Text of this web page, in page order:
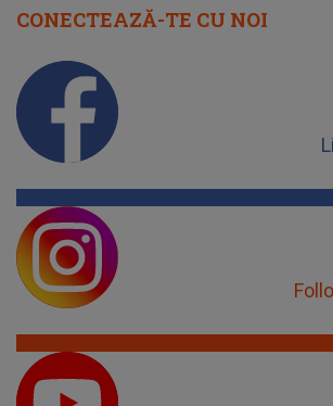
CONECTEAZĂ-TE CU NOI